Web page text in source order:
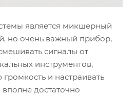
является микшерный
но очень важный прибор,
сигналы от
инструментов,
и настраивать
достаточно